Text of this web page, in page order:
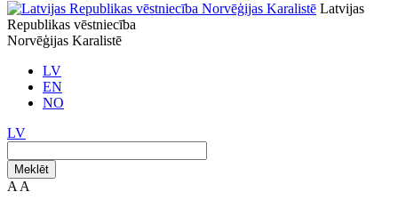
Latvijas
Republikas vēstniecība
Norvēģijas Karalistē
LV
EN
NO
LV
Meklēt
A A